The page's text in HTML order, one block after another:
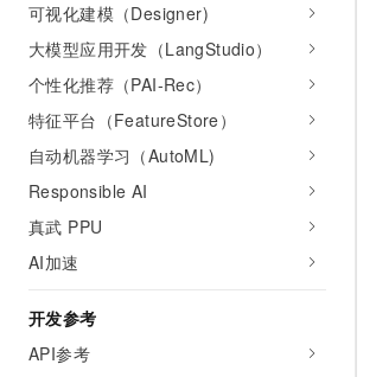
可视化建模（Designer)
大模型应用开发（LangStudio）
个性化推荐（PAI-Rec）
特征平台（FeatureStore）
自动机器学习（AutoML)
Responsible AI
真武 PPU
AI加速
开发参考
API参考